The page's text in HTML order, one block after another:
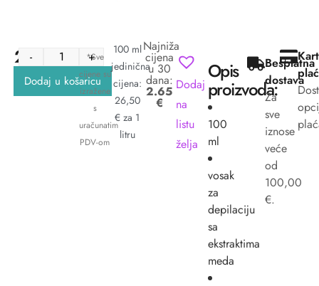
2.65 €
-
+
Dodaj u košaricu
*Sve
cijene su
izražene
s
uračunatim
PDV-om
100 ml
jedinična
cijena:
26,50
€ za 1
litru
Najniža
cijena
u 30
dana:
2.65
€
Dodaj
na
listu
želja
Opis
proizvoda:
100
ml
vosak
za
depilaciju
sa
ekstraktima
meda
Besplatna
dostava
Za
sve
iznose
veće
od
100,00
€.